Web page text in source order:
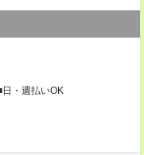
・週払いOK